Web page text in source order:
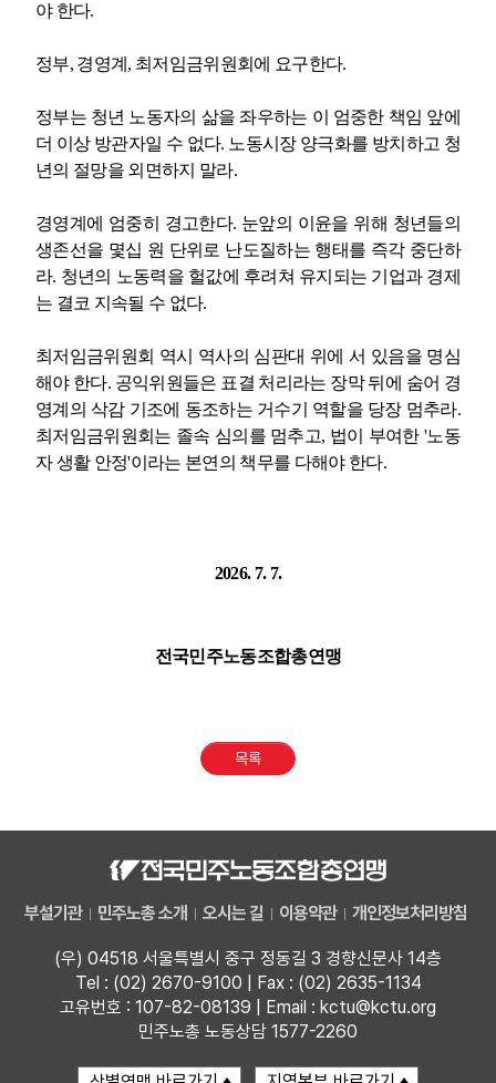
야 한다.
정부, 경영계 , 최저임금위원회에 요구한다.
정부는 청년 노동자의 삶을 좌우하는 이 엄중한 책임 앞에
더 이상 방관자일 수 없다. 노동시장 양극화를 방치하고 청
년의 절망을 외면하지 말라.
경영계에 엄중히 경고한다. 눈앞의 이윤을 위해 청년들의
생존선을 몇십 원 단위로 난도질하는 행태를 즉각 중단하
라. 청년의 노동력을 헐값에 후려쳐 유지되는 기업과 경제
는 결코 지속될 수 없다.
최저임금위원회 역시 역사의 심판대 위에 서 있음을 명심
해야 한다. 공익위원들은 표결 처리라는 장막 뒤에 숨어 경
영계의 삭감 기조에 동조하는 거수기 역할을 당장 멈추라.
최저임금위원회는 졸속 심의를 멈추고, 법이 부여한 '노동
자 생활 안정'이라는 본연의 책무를 다해야 한다.
2026. 7. 7.
전국민주노동조합총연맹
목록
부설기관 민주노총 소개 오시는 길 이용약관 개인정보처리방침
(우) 04518 서울특별시 중구 정동길 3 경향신문사 14층
Tel : (02) 2670-9100 | Fax : (02) 2635-1134
고유번호 : 107-82-08139 | Email : kctu@kctu.org
민주노총 노동상담 1577-2260